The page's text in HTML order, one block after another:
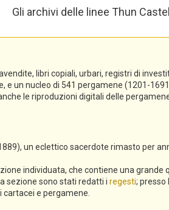
Gli archivi delle linee Thun
libri copiali, urbari, registri di
un nucleo di 541 pergamene (1201-
le riproduzioni digitali delle
un eclettico sacerdote rimasto per
individuata, che contiene una
sezione sono stati redatti i regesti; presso
e pergamene.